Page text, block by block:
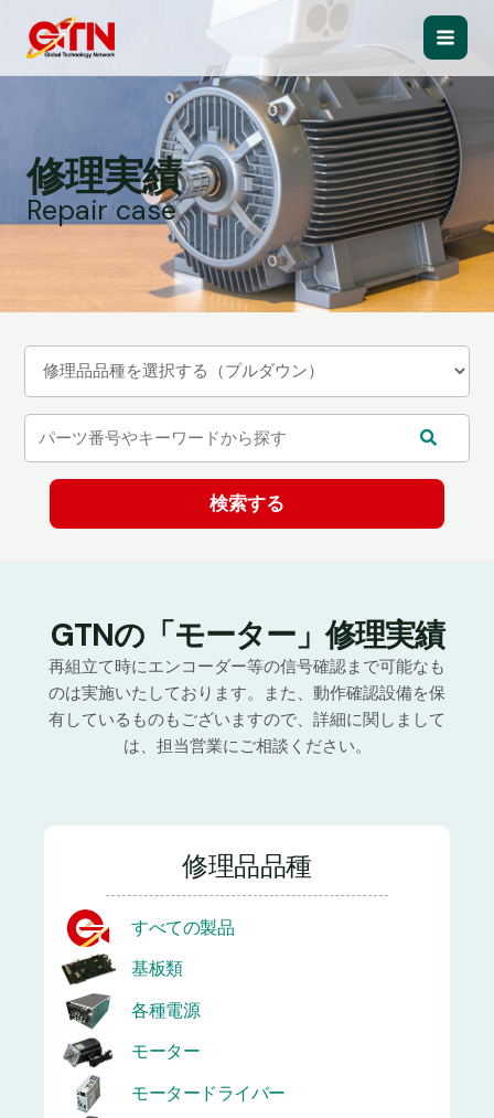
Main
修理実績
Repair case
GTNの「モーター」修理実績
再組立て時にエンコーダー等の信号確認まで可能なも
のは実施いたしております。また、動作確認設備を保
有しているものもございますので、詳細に関しまして
は、担当営業にご相談ください。
修理品品種
すべての製品
基板類
各種電源
モーター
モータードライバー